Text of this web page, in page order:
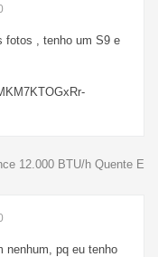
fotos , tenho um S9 e
12.000 BTU/h Quente E
nenhum, pq eu tenho